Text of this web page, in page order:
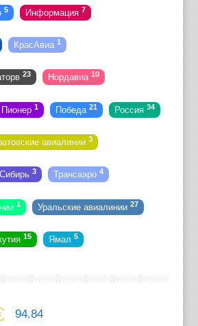
5 Информация 7
КрасАвиа 1
23 Нордавиа 10
Пионер 1 Победа 21 Россия 34
авиалинии 3
Сибирь 3 Трансаэро 4
1 Уральские авиалинии 27
15 Ямал 5
94.84